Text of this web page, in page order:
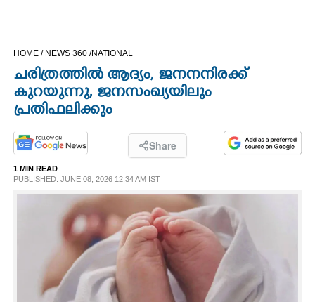
CINEMA
OPINION
PHOTOS
LIFESTYLE
SPIRITUAL
HOME / NEWS 360 /NATIONAL
ചരിത്രത്തിൽ ആദ്യം, ജനനനിരക്ക്
കുറയുന്നു, ജനസംഖ്യയിലും
പ്രതിഫലിക്കും
Share
1 MIN READ
PUBLISHED: JUNE 08, 2026 12:34 AM IST